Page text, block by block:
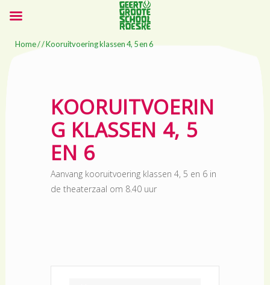
Home/ / Kooruitvoering klassen 4, 5 en 6
KOORUITVOERIN
G KLASSEN 4, 5
EN 6
Aanvang kooruitvoering klassen 4, 5 en 6 in
de theaterzaal om 8.40 uur